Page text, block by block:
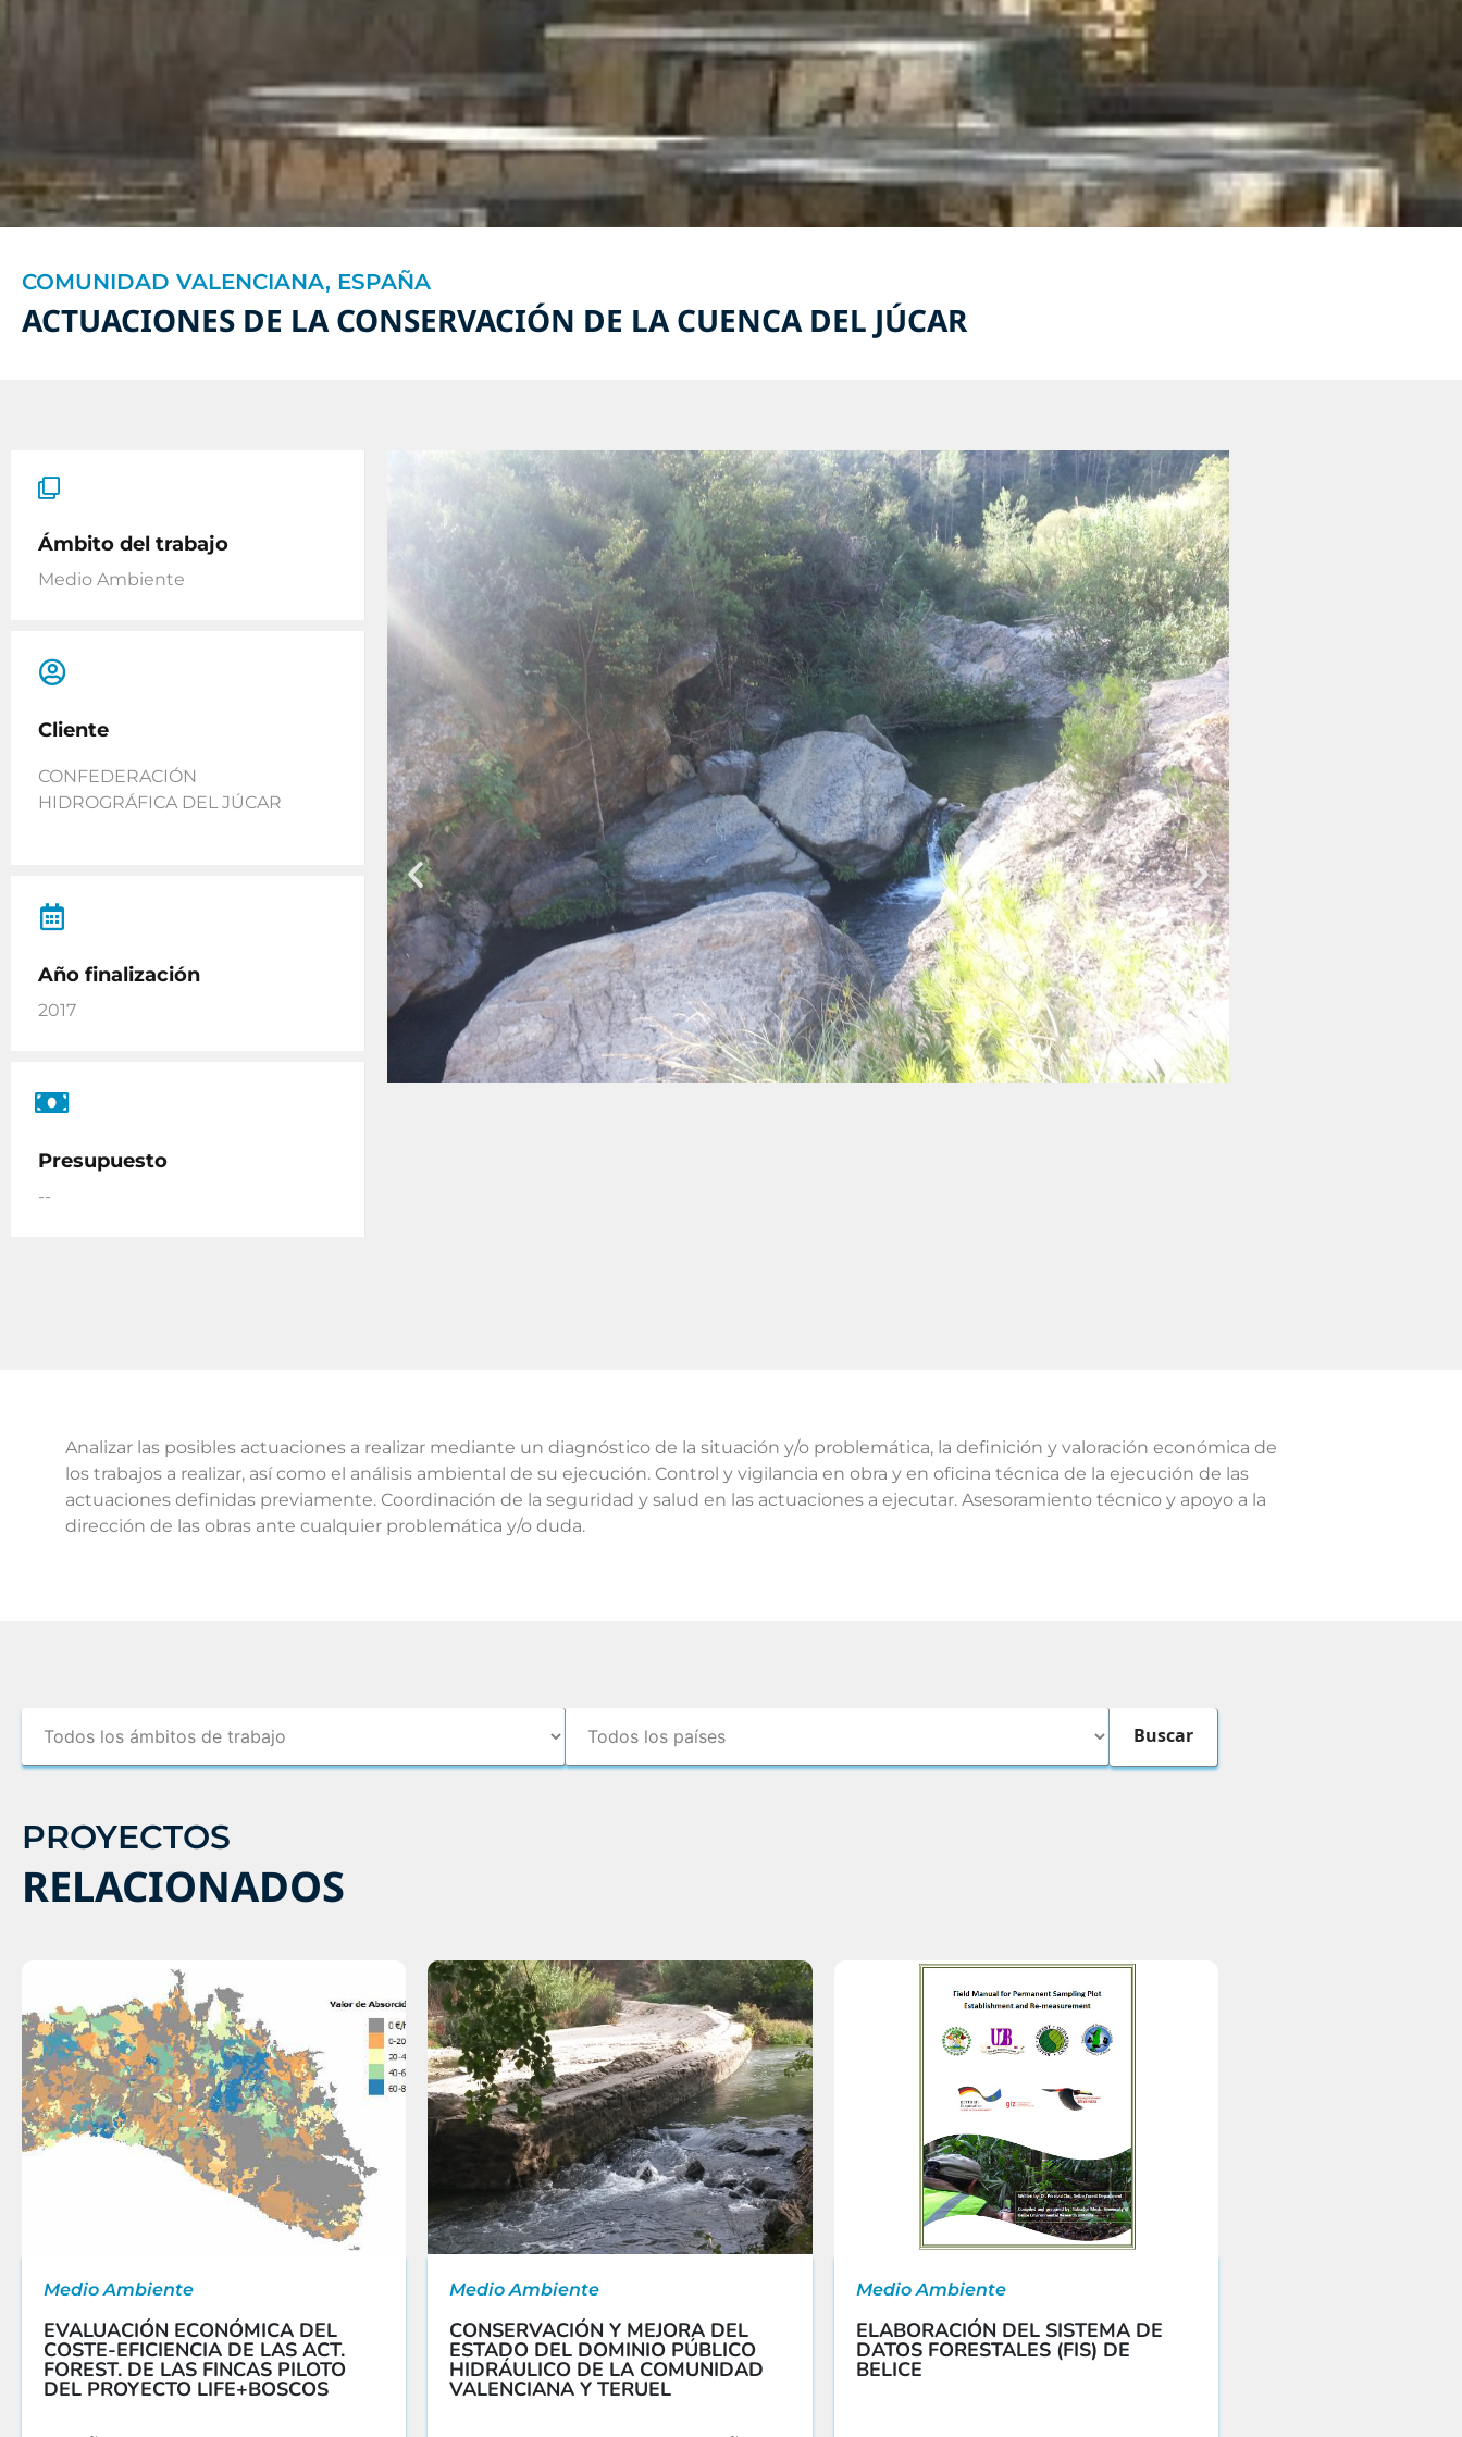
COMUNIDAD VALENCIANA, ESPAÑA
ACTUACIONES DE LA CONSERVACIÓN DE LA CUENCA DEL JÚCAR
Ámbito del trabajo
Medio Ambiente
Cliente
CONFEDERACIÓN
HIDROGRÁFICA DEL JÚCAR
Año finalización
2017
Presupuesto
--
Analizar las posibles actuaciones a realizar mediante un diagnóstico de la situación y/o problemática, la definición y valoración económica de
los trabajos a realizar, así como el análisis ambiental de su ejecución. Control y vigilancia en obra y en oficina técnica de la ejecución de las
actuaciones definidas previamente. Coordinación de la seguridad y salud en las actuaciones a ejecutar. Asesoramiento técnico y apoyo a la
dirección de las obras ante cualquier problemática y/o duda.
PROYECTOS
RELACIONADOS
Medio Ambiente
EVALUACIÓN ECONÓMICA DEL
COSTE-EFICIENCIA DE LAS ACT.
FOREST. DE LAS FINCAS PILOTO
DEL PROYECTO LIFE+BOSCOS
Medio Ambiente
CONSERVACIÓN Y MEJORA DEL
ESTADO DEL DOMINIO PÚBLICO
HIDRÁULICO DE LA COMUNIDAD
VALENCIANA Y TERUEL
Medio Ambiente
ELABORACIÓN DEL SISTEMA DE
DATOS FORESTALES (FIS) DE
BELICE